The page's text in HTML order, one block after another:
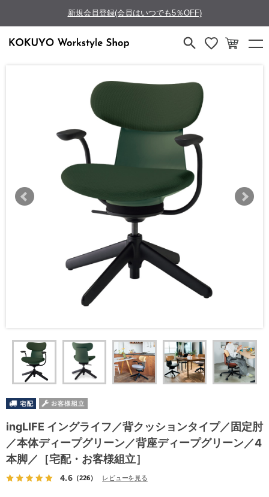
新規会員登録(会員はいつでも5％OFF)
ingLIFE イングライフ／背クッションタイプ／固定肘
／本体ディープグリーン／背座ディープグリーン／4
本脚／［宅配・お客様組立］
4.6（226） レビューを見る